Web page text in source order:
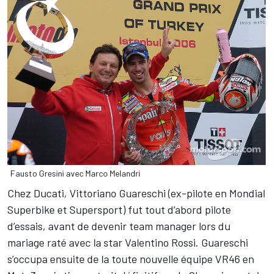
Fausto Gresini avec Marco Melandri
Chez Ducati, Vittoriano Guareschi (ex-pilote en Mondial
Superbike et Supersport) fut tout d’abord pilote
d’essais, avant de devenir team manager lors du
mariage raté avec la star Valentino Rossi. Guareschi
s’occupa ensuite de la toute nouvelle équipe VR46 en